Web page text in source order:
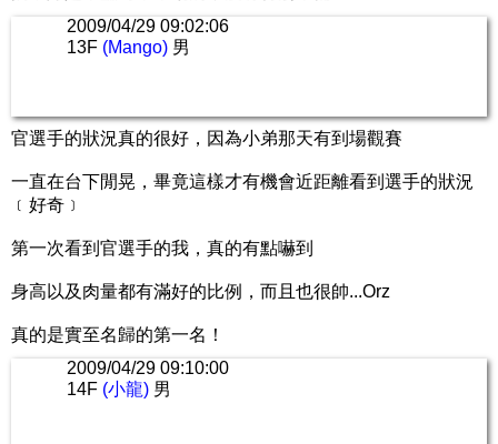
2009/04/29 09:02:06
13F (Mango) 男
官選手的狀況真的很好，因為小弟那天有到場觀賽
一直在台下閒晃，畢竟這樣才有機會近距離看到選手的狀況
﹝好奇﹞
第一次看到官選手的我，真的有點嚇到
身高以及肉量都有滿好的比例，而且也很帥...Orz
真的是實至名歸的第一名！
2009/04/29 09:10:00
14F (小龍) 男